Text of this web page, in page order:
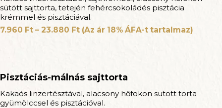
sütött sajttorta, tetején fehércsokoládés pisztácia
krémmel és pisztáciával.
7.960 Ft – 23.880 Ft (Az ár 18% ÁFA-t tartalmaz)
Pisztáciás-málnás sajttorta
Kakaós linzertésztával, alacsony hőfokon sütött torta
gyümölccsel és pisztációval.